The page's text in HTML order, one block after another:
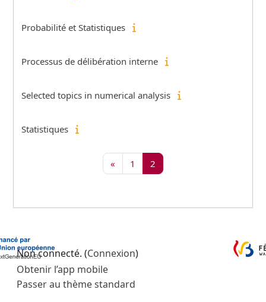
Probabilité et Statistiques
Processus de délibération interne
Selected topics in numerical analysis
Statistiques
« Page précédente
1 Page 1
2
Non connecté. (Connexion)
Obtenir l’app mobile
Passer au thème standard